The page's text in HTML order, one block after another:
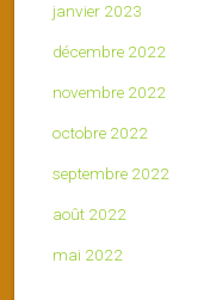
janvier 2023
décembre 2022
novembre 2022
octobre 2022
septembre 2022
août 2022
mai 2022